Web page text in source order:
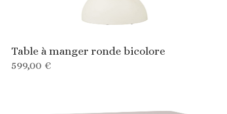
Table à manger ronde bicolore
599,00 €